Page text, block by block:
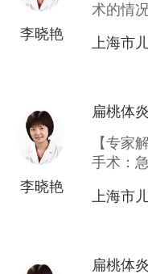
李晓艳
术的情
者；显
上海市
李晓艳
扁桃体
【专家
手术：
呼吸；
上海市
扁桃体